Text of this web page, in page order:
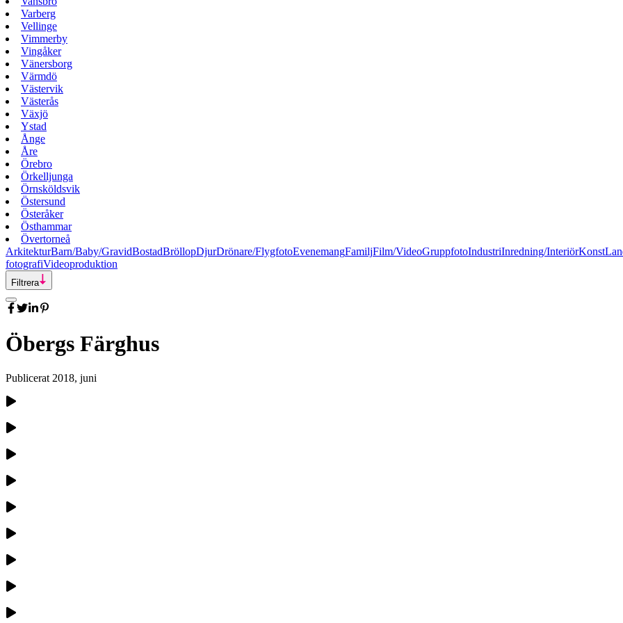
Varberg
Vellinge
Vimmerby
Vingåker
Vänersborg
Värmdö
Västervik
Västerås
Växjö
Ystad
Ånge
Åre
Örebro
Örkelljunga
Örnsköldsvik
Östersund
Österåker
Östhammar
Övertorneå
ArkitekturBarn/Baby/GravidBostadBröllopDjurDrönare/FlygfotoEvenemangFamiljFilm/VideoGruppfotoIndustriInredning/InteriörKonst
fotografiVideoproduktion
Filtrera
Öbergs Färghus
Publicerat 2018, juni